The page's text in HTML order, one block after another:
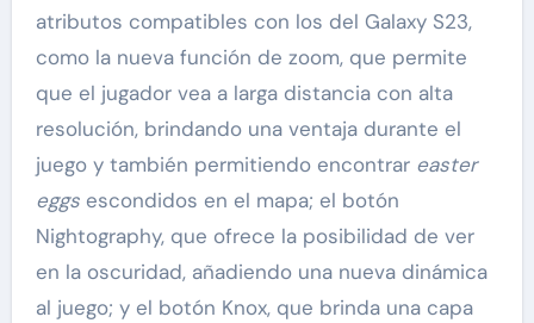
atributos compatibles con los del Galaxy S23,
como la nueva función de zoom, que permite
que el jugador vea a larga distancia con alta
resolución, brindando una ventaja durante el
juego y también permitiendo encontrar easter
eggsescondidos en el mapa; el botón
Nightography, que ofrece la posibilidad de ver
en la oscuridad, añadiendo una nueva dinámica
al juego; y el botón Knox, que brinda una capa